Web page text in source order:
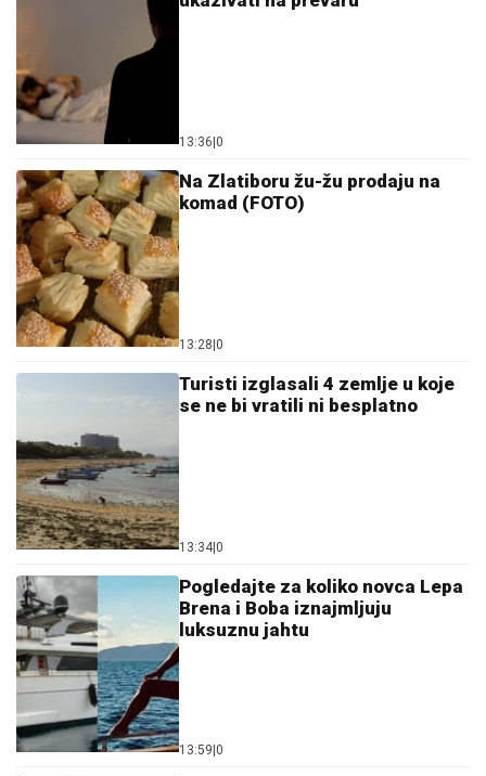
13:36|0
Na Zlatiboru žu-žu prodaju na
komad (FOTO)
13:28|0
Turisti izglasali 4 zemlje u koje
se ne bi vratili ni besplatno
13:34|0
Pogledajte za koliko novca Lepa
Brena i Boba iznajmljuju
luksuznu jahtu
13:59|0